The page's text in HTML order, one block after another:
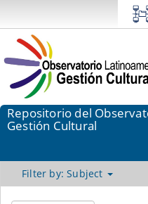
Repositorio del
Gestión Cultural
Filter by: Subject